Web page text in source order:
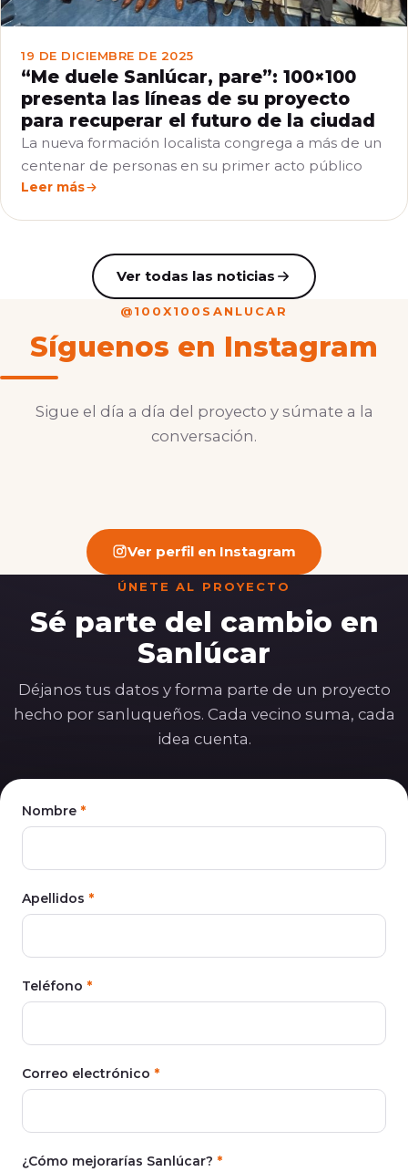
19 DE DICIEMBRE DE 2025
“Me duele Sanlúcar, pare”: 100×100
presenta las líneas de su proyecto
para recuperar el futuro de la ciudad
La nueva formación localista congrega a más de un
centenar de personas en su primer acto público
Leer más
Ver todas las noticias
@100X100SANLUCAR
Síguenos en Instagram
Sigue el día a día del proyecto y súmate a la
conversación.
Ver perfil en Instagram
ÚNETE AL PROYECTO
Sé parte del cambio en
Sanlúcar
Déjanos tus datos y forma parte de un proyecto
hecho por sanluqueños. Cada vecino suma, cada
idea cuenta.
Participación
Nombre *
Apellidos *
Teléfono *
Correo electrónico *
¿Cómo mejorarías Sanlúcar? *